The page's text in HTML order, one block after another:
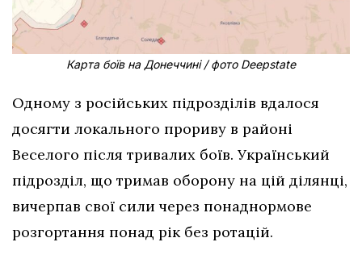
Карта боїв на Донеччині / фото Deepstate
Одному з російських підрозділів вдалося
досягти локального прориву в районі
Веселого після тривалих боїв. Український
підрозділ, що тримав оборону на цій ділянці,
вичерпав свої сили через понаднормове
розгортання понад рік без ротацій.